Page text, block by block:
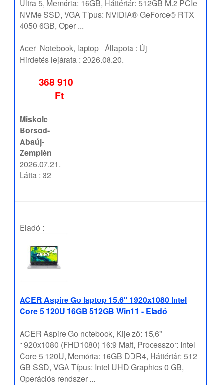
Ultra 5, Memória: 16GB, Háttértár: 512GB M.2 PCIe
NVMe SSD, VGA Típus: NVIDIA® GeForce® RTX
4050 6GB, Oper ...
Acer Notebook, laptop Állapota : Új
Hirdetés lejárata :2026.08.20.
368 910
Ft
Miskolc
Borsod-
Abaúj-
Zemplén
2026.07.21.
Látta : 32
Eladó :
ACER Aspire Go laptop 15.6" 1920x1080 Intel
Core 5 120U 16GB 512GB Win11 - Eladó
ACER Aspire Go notebook, Kijelző: 15,6"
1920x1080 (FHD1080) 16:9 Matt, Processzor: Intel
Core 5 120U, Memória: 16GB DDR4, Háttértár: 512
GB SSD, VGA Típus: Intel UHD Graphics 0 GB,
Operációs rendszer ...